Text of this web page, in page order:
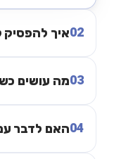
02איך להפסיק
03מה עושים
04האם לדבר